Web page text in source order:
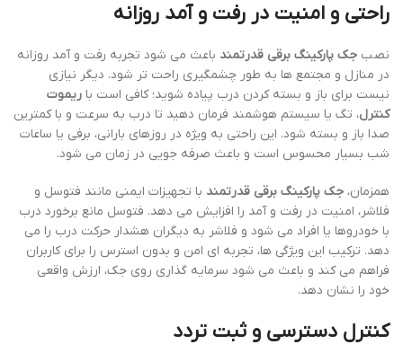
راحتی و امنیت در رفت و آمد روزانه
نصب جک پارکینگ برقی قدرتمند باعث می شود تجربه رفت و آمد روزانه
در منازل و مجتمع ها به طور چشمگیری راحت تر شود. دیگر نیازی
نیست برای باز و بسته کردن درب پیاده شوید؛ کافی است با ریموت
کنترل، تگ یا سیستم هوشمند فرمان دهید تا درب به سرعت و با کمترین
صدا باز و بسته شود. این راحتی به ویژه در روزهای بارانی، برفی یا ساعات
شب بسیار محسوس است و باعث صرفه جویی در زمان می شود.
همزمان، جک پارکینگ برقی قدرتمند با تجهیزات ایمنی مانند فتوسل و
فلاشر، امنیت در رفت و آمد را افزایش می دهد. فتوسل مانع برخورد درب
با خودروها یا افراد می شود و فلاشر به دیگران هشدار حرکت درب را می
دهد. ترکیب این ویژگی ها، تجربه ای امن و بدون استرس را برای کاربران
فراهم می کند و باعث می شود سرمایه گذاری روی جک، ارزش واقعی
خود را نشان دهد.
کنترل دسترسی و ثبت تردد